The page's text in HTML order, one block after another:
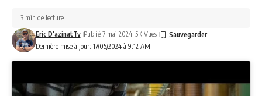
Dernière mise à jour: 17/05/2024 à 9:12 AM
Eric D'azinatTv Publié 7 mai 2024 5K Vues
3 min de lecture